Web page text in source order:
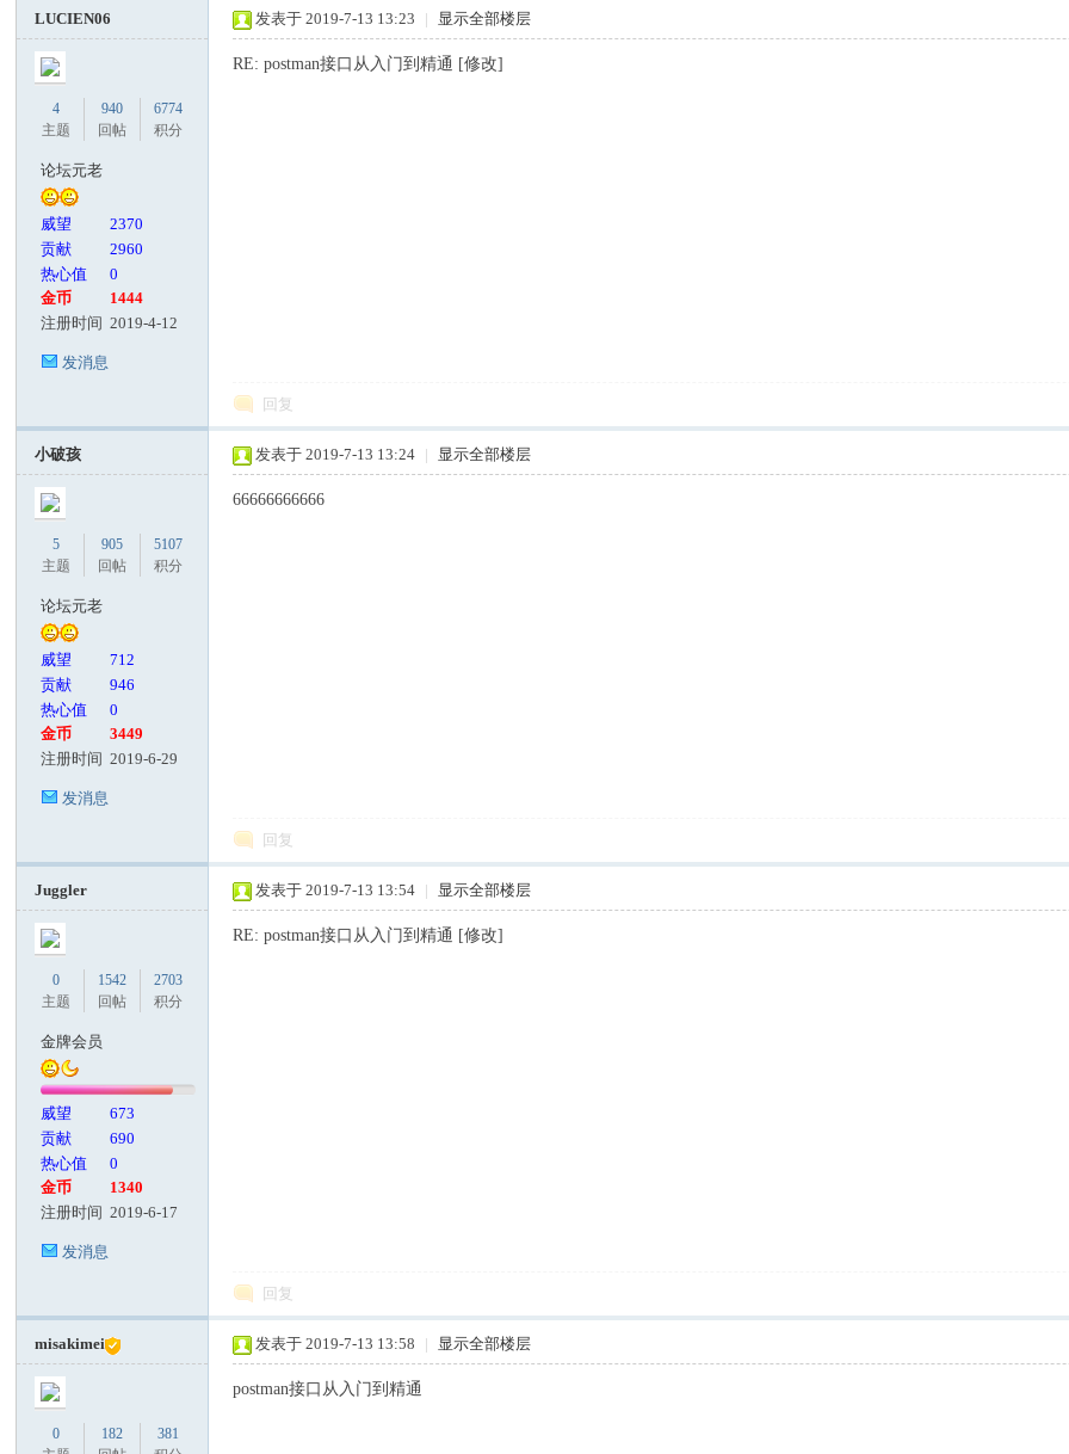
LUCIEN06
4
主题
940
回帖
6774
积分
论坛元老
威望
2370
贡献
2960
热心值
0
金币
1444
注册时间 2019-4-12
发消息
发表于 2019-7-13 13:23 | 显示全部楼层
RE: postman接口从入门到精通 [修改]
回复
小破孩
5
主题
905
回帖
5107
积分
论坛元老
威望
712
贡献
946
热心值
0
金币
3449
注册时间 2019-6-29
发消息
发表于 2019-7-13 13:24 | 显示全部楼层
66666666666
回复
Juggler
0
主题
1542
回帖
2703
积分
金牌会员
威望
673
贡献
690
热心值
0
金币
1340
注册时间 2019-6-17
发消息
发表于 2019-7-13 13:54 | 显示全部楼层
RE: postman接口从入门到精通 [修改]
回复
misakimei
0
182
381
发表于 2019-7-13 13:58 | 显示全部楼层
postman接口从入门到精通